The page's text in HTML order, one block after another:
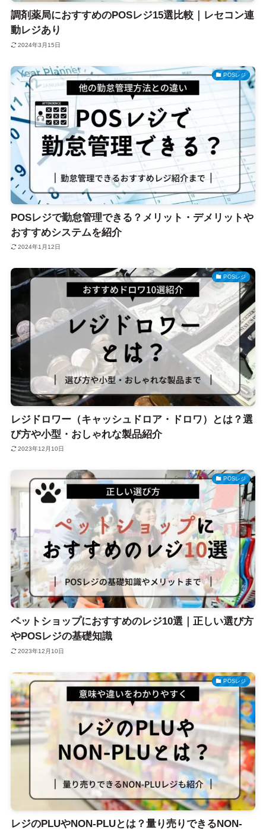
調剤薬局におすすめのPOSレジ15選比較｜レセコン連
動レジあり
2024年3月15日
POSレジ
POSレジで勤怠管理できる？メリット・デメリットや
おすすめシステムを紹介
2024年1月12日
POSレジ
レジドロワー（キャッシュドロア・ドロワ）とは？選
び方や小型・おしゃれな製品紹介
2023年12月10日
POSレジ
ペットショップにおすすめのレジ10選｜正しい選び方
やPOSレジの基礎知識
2023年12月10日
POSレジ
レジのPLUやNON-PLUとは？量り売りできるNON-